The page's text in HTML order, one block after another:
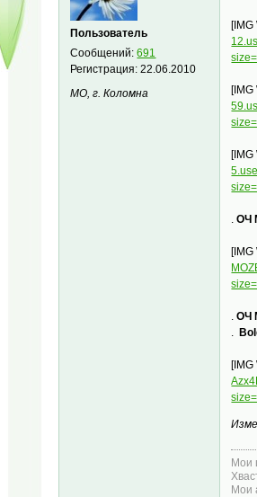
Пользователь
Сообщений:691
Регистрация:22.06.2010
МО, г. Коломна
[IMG
[IMG
[IMG
.OЧ
[IMG
.OЧ
.
[IMG
Мои
Мои